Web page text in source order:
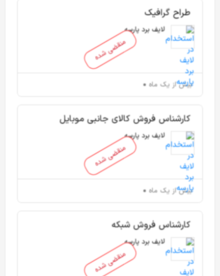
منقضی شده
طراح گرافیک
لایف برد پارسه
بیش از یک ماه
منقضی شده
کارشناس فروش کالای جانبی موبایل
لایف برد پارسه
بیش از یک ماه
منقضی شده
کارشناس فروش شبکه
لایف برد پارسه